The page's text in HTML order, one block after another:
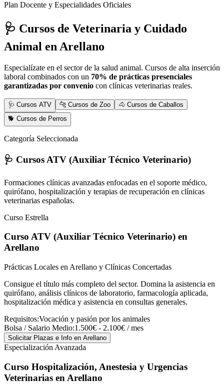
Plan Docente y Especialidades Oficiales
🩺 Cursos de Veterinaria y Cuidado
Animal en Arellano
Especialízate en el sector de la salud animal. Cursos de alta inserción
laboral combinados con un 70% de prácticas presenciales
garantizadas por convenio con clínicas veterinarias reales.
🩺 Cursos ATV 🐆 Cursos de Zoo
🐴 Cursos de Caballos
🐕 Cursos de Perros
Categoría Seleccionada
🩺 Cursos ATV (Auxiliar Técnico Veterinario)
Formaciones clínicas avanzadas enfocadas en el soporte médico,
quirófano, hospitalización y terapias de recuperación en clínicas
veterinarias españolas.
Curso Estrella
Curso ATV (Auxiliar Técnico Veterinario) en
Arellano
Prácticas Locales en Arellano y Clínicas Concertadas
Consigue el título más completo del sector. Domina la asistencia en
quirófano, análisis clínicos de laboratorio, farmacología aplicada,
hospitalización médica y asistencia en consultas generales.
Requisitos:Vocación y pasión por los animales
Bolsa / Salario Medio:1.500€ - 2.100€ / mes
Solicitar Plazas e Info en Arellano
Especialización Avanzada
Curso Hospitalización, Anestesia y Urgencias
Veterinarias en Arellano